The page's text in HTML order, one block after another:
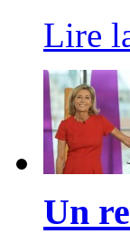
Lire
Un